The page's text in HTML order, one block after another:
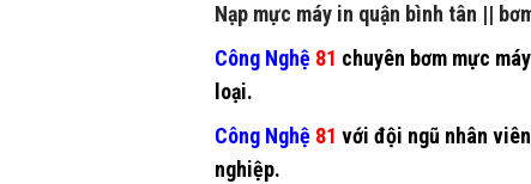
Nạp mực máy in quận bình tân ||
Công Nghệ 81 chuyên bơm mực
loại.
Công Nghệ 81 với đội ngũ nhân
nghiệp.